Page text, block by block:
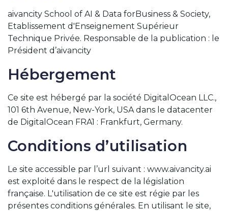
aivancity School of AI & Data forBusiness & Society,
Etablissement d'Enseignement Supérieur
Technique Privée. Responsable de la publication : le
Président d’aivancity
Hébergement
Ce site est hébergé par la société DigitalOcean LLC.,
101 6th Avenue, New-York, USA dans le datacenter
de DigitalOcean FRA1 : Frankfurt, Germany.
Conditions d’utilisation
Le site accessible par l’url suivant : www.aivancity.ai
est exploité dans le respect de la législation
française. L'utilisation de ce site est régie par les
présentes conditions générales. En utilisant le site,